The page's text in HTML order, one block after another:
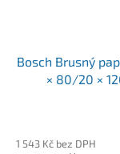
Bosch Brusný
× 80/20 ×
1 543 Kč bez DPH